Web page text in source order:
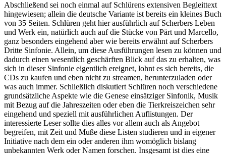
Abschließend sei noch einmal auf Schlürens extensiven Begleittext
hingewiesen; allein die deutsche Variante ist bereits ein kleines Buch
von 35 Seiten. Schlüren geht hier ausführlich auf Scherbers Leben
und Werk ein, natürlich auch auf die Stücke von Pärt und Marcello,
ganz besonders eingehend aber wie bereits erwähnt auf Scherbers
Dritte Sinfonie. Allein, um diese Ausführungen lesen zu können und
dadurch einen wesentlich geschärften Blick auf das zu erhalten, was
sich in dieser Sinfonie eigentlich ereignet, lohnt es sich bereits, die
CDs zu kaufen und eben nicht zu streamen, herunterzuladen oder
was auch immer. Schließlich diskutiert Schlüren noch verschiedene
grundsätzliche Aspekte wie die Genese einsätziger Sinfonik, Musik
mit Bezug auf die Jahreszeiten oder eben die Tierkreiszeichen sehr
eingehend und speziell mit ausführlichen Auflistungen. Der
interessierte Leser sollte dies alles vor allem auch als Angebot
begreifen, mit Zeit und Muße diese Listen studieren und in eigener
Initiative nach dem ein oder anderen ihm womöglich bislang
unbekannten Werk oder Namen forschen. Insgesamt ist dies eine